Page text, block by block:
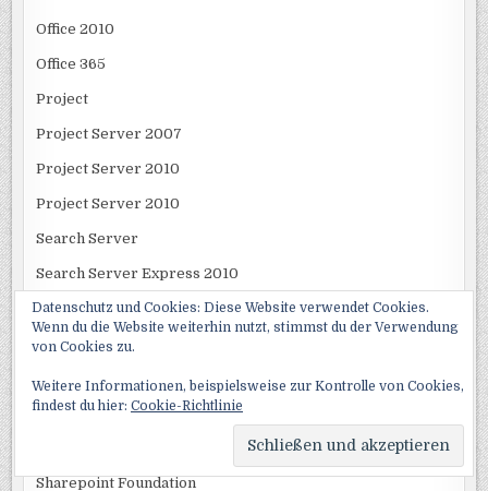
Office 2010
Office 365
Project
Project Server 2007
Project Server 2010
Project Server 2010
Search Server
Search Server Express 2010
Sharepoint
Sharepoint 15
Sharepoint 2010
Sharepoint 2013
Sharepoint Foundation
Datenschutz und Cookies: Diese Website verwendet Cookies.
Wenn du die Website weiterhin nutzt, stimmst du der Verwendung
von Cookies zu.
Weitere Informationen, beispielsweise zur Kontrolle von Cookies,
findest du hier: Cookie-Richtlinie